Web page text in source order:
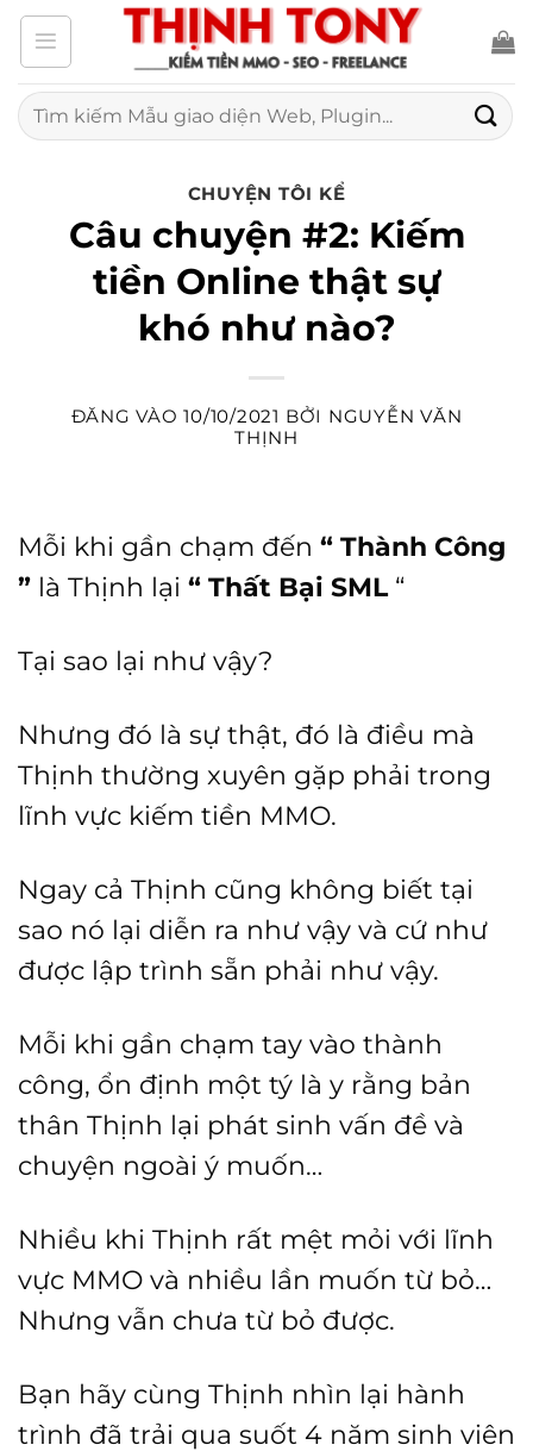
Bỏ
qua
nội
dung
Tìm
kiếm:
CHUYỆN TÔI KỂ
Câu chuyện #2: Kiếm
tiền Online thật sự
khó như nào?
ĐĂNG VÀO10/10/2021 BỞI NGUYỄN VĂN
THỊNH
Mỗi khi gần chạm đến “ Thành Công
” là Thịnh lại “ Thất Bại SML“
Tại sao lại như vậy?
Nhưng đó là sự thật, đó là điều mà
Thịnh thường xuyên gặp phải trong
lĩnh vực kiếm tiền MMO.
Ngay cả Thịnh cũng không biết tại
sao nó lại diễn ra như vậy và cứ như
được lập trình sẵn phải như vậy.
Mỗi khi gần chạm tay vào thành
công, ổn định một tý là y rằng bản
thân Thịnh lại phát sinh vấn đề và
chuyện ngoài ý muốn…
Nhiều khi Thịnh rất mệt mỏi với lĩnh
vực MMO và nhiều lần muốn từ bỏ…
Nhưng vẫn chưa từ bỏ được.
Bạn hãy cùng Thịnh nhìn lại hành
trình đã trải qua suốt 4 năm sinh viên